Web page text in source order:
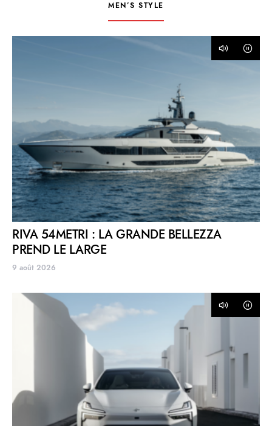
MEN’S STYLE
RIVA 54METRI : LA GRANDE BELLEZZA
PREND LE LARGE
9 août 2026